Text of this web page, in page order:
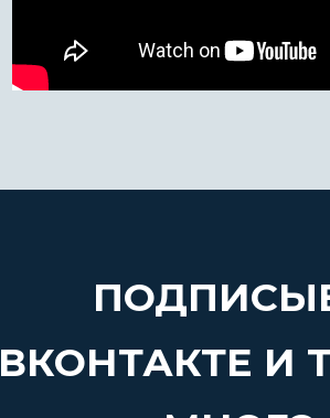
ВКОНТАКТЕ И